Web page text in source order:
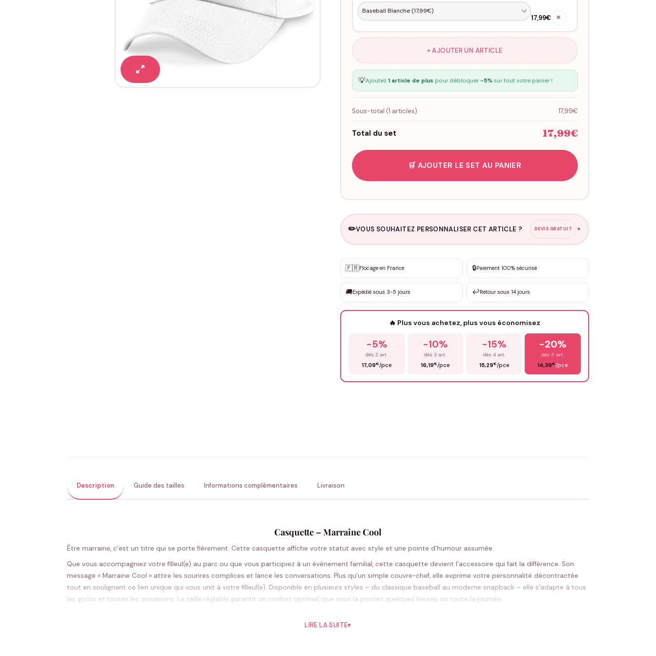
17,99€ ✕
+ AJOUTER UN ARTICLE
💡Ajoutez 1 article de plus pour débloquer -5%sur tout votre panier !
Sous-total (1 articles) 17,99€
Total du set 17,99€
🛒 AJOUTER LE SET AU PANIER
✏️VOUS SOUHAITEZ PERSONNALISER CET ARTICLE ? DEVIS GRATUIT ▼
✨ Personnalisation sur mesure
DEVIS GRATUIT · Personnalisation de 3 à 10€ selon la demande
Que souhaitez-vous ?
🇫🇷Flocage en France 🔒Paiement 100% sécurisé
🚚Expédié sous 3-5 jours ↩️Retour sous 14 jours
🔥 Plus vous achetez, plus vous économisez
-5%
dès 2 art.
17,09€/pce
-10%
dès 3 art.
16,19€/pce
-15%
dès 4 art.
15,29€/pce
-20%
dès 5 art.
14,39€/pce
Description Guide des tailles Informations complémentaires Livraison
Casquette – Marraine Cool
Être marraine, c’est un titre qui se porte fièrement. Cette casquette affiche votre statut avec style et une pointe d’humour assumée.
Que vous accompagniez votre filleul(e) au parc ou que vous participiez à un événement familial, cette casquette devient l’accessoire qui fait la différence. Son
message « Marraine Cool » attire les sourires complices et lance les conversations. Plus qu’un simple couvre-chef, elle exprime votre personnalité décontractée
tout en soulignant ce lien unique qui vous unit à votre filleul(e). Disponible en plusieurs styles – du classique baseball au moderne snapback – elle s’adapte à tous
les goûts et toutes les occasions. La taille réglable garantit un confort optimal, que vous la portiez quelques heures ou toute la journée.
Pourquoi vous allez l’aimer
LIRE LA SUITE▾